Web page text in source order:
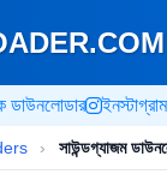
.COM
ডাউনলোডার
› সাউন্ডগ্যাজম